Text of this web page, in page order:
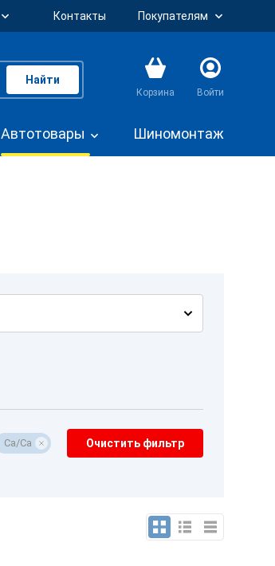
Контакты Покупателям
Найти
Корзина Войти
Автотовары Шиномонтаж
Ca/Ca Очистить фильтр